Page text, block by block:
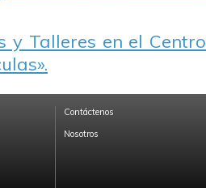
y Talleres en el
Contáctenos
Nosotros